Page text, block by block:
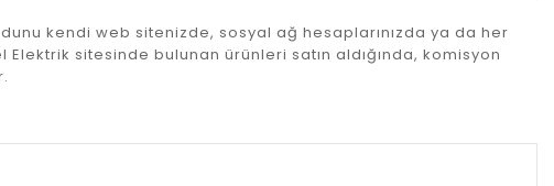
kendi web sitenizde, sosyal ağ hesaplarınızda ya da her
sitesinde bulunan ürünleri satın aldığında, komisyon